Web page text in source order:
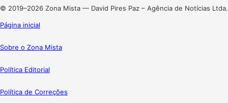
© 2019–2026 Zona Mista — David Pires Paz – Agência de Notícias Ltda.
Página inicial
Sobre o Zona Mista
Política Editorial
Política de Correções